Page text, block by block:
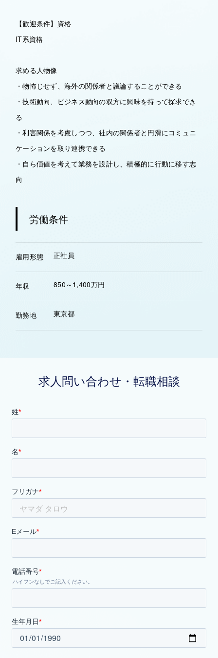
【歓迎条件】資格
IT系資格
求める人物像
・物怖じせず、海外の関係者と議論することができる
・技術動向、ビジネス動向の双方に興味を持って探求でき
る
・利害関係を考慮しつつ、社内の関係者と円滑にコミュニ
ケーションを取り連携できる
・自ら価値を考えて業務を設計し、積極的に行動に移す志
向
労働条件
雇用形態 正社員
年収 850～1,400万円
勤務地 東京都
求人問い合わせ・転職相談